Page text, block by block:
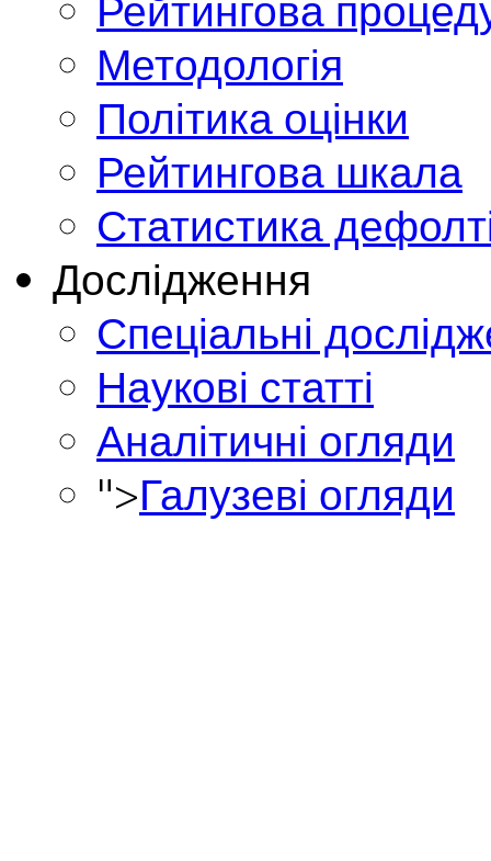
Методологія
Політика оцінки
Рейтингова шкала
Статистика
Дослідження
Спеціальні
Наукові статті
Аналітичні огляди
">Галузеві огляди